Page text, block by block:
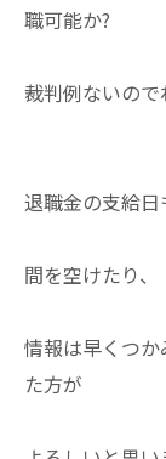
職可能か?
裁判例ないので
退職金の支給日
間を空けたり、
情報は早くつ
た方が